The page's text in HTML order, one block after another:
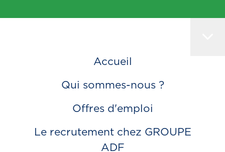
Accueil
Qui sommes-nous ?
Offres d'emploi
Le recrutement chez GROUPE
ADF